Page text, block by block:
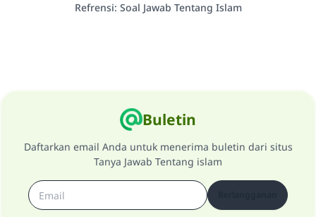
Refrensi: Soal Jawab Tentang Islam
Buletin
Daftarkan email Anda untuk menerima buletin dari situs
Tanya Jawab Tentang islam